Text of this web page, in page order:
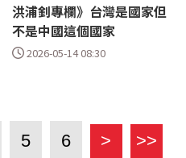
洪浦釗專欄》台灣是國家但
不是中國這個國家
2026-05-14 08:30
5 6 > >>